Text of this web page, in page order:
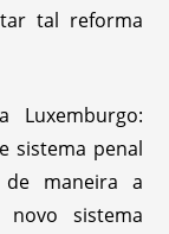
tal reforma
sistema penal
maneira a
sistema